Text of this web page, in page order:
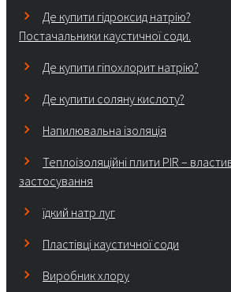
Де купити гідроксид натрію?
Постачальники каустичної соди.
Де купити гіпохлорит натрію?
Де купити соляну кислоту?
Напилювальна ізоляція
Теплоізоляційні плити PIR –
застосування
їдкий натр луг
Пластівці каустичної соди
Виробник хлору